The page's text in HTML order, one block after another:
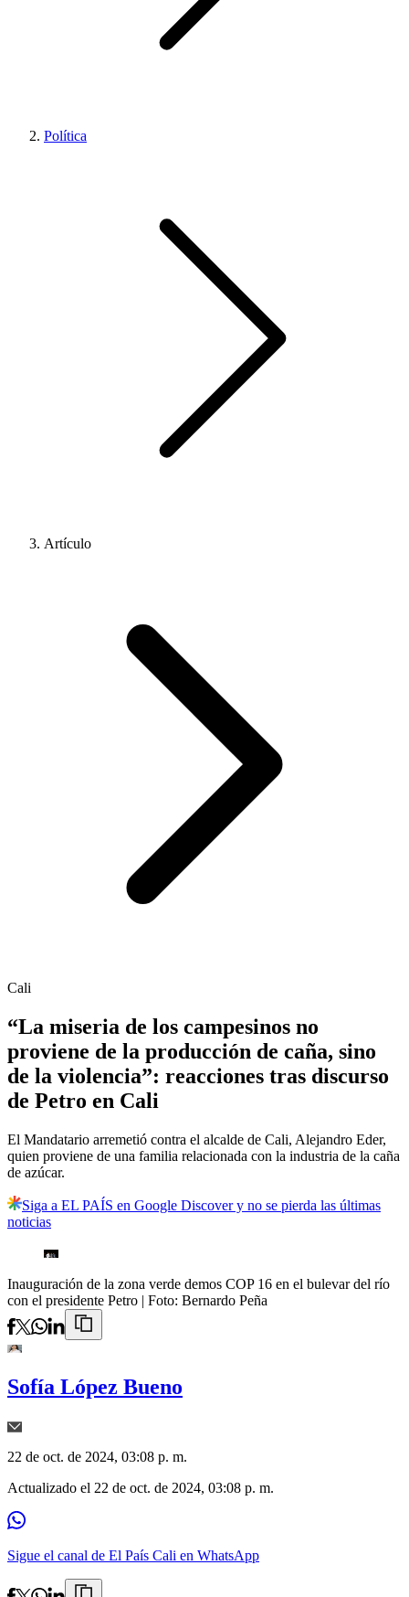
Política
Artículo
Cali
“La miseria de los campesinos no
proviene de la producción de caña, sino
de la violencia”: reacciones tras discurso
de Petro en Cali
El Mandatario arremetió contra el alcalde de Cali, Alejandro Eder,
quien proviene de una familia relacionada con la industria de la caña
de azúcar.
Siga a EL PAÍS en Google Discover y no se pierda las últimas
noticias
Inauguración de la zona verde demos COP 16 en el bulevar del río
con el presidente Petro | Foto: Bernardo Peña
Sofía López Bueno
22 de oct. de 2024, 03:08 p. m.
Actualizado el 22 de oct. de 2024, 03:08 p. m.
Sigue el canal de El País Cali en WhatsApp